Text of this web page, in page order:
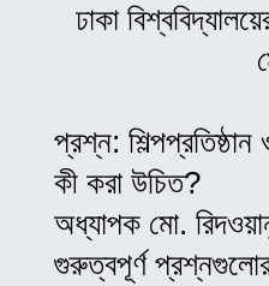
ঢাকা
প্রশ্ন: শিল্পপ্রতিষ্ঠান
কী করা উচিত?
অধ্যাপক মো.
গুরুত্বপূর্ণ